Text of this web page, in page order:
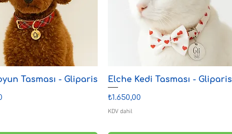
Tasması - Gliparis Elche Kedi Tasması - Gliparis
Fiyat
₺1.650,00
KDV dahil